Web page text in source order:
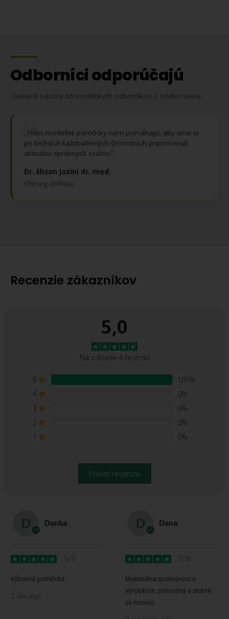
Odborníci odporúčajú
Overené názory zdravotníckych odborníkov z celého sveta.
❝
„Tieto nositeľné pomôcky nám pomáhajú, aby sme si
pri bežných každodenných činnostiach pripomenuli
aktiváciu správnych svalov.“
Dr. Ehsan Jazini dr. med.
Chirurg chrbtice
Recenzie zákazníkov
5,0
Na základe 4 recenzií
5
100%
4
0%
3
0%
2
0%
1
0%
Pridať recenziu
Danka
5/5
Výborná pomôcka
2 dni ago
Dana
5/5
Maximálna spokojnosť s
výrobkom, pohodlný a dobre
sa nosiaci.